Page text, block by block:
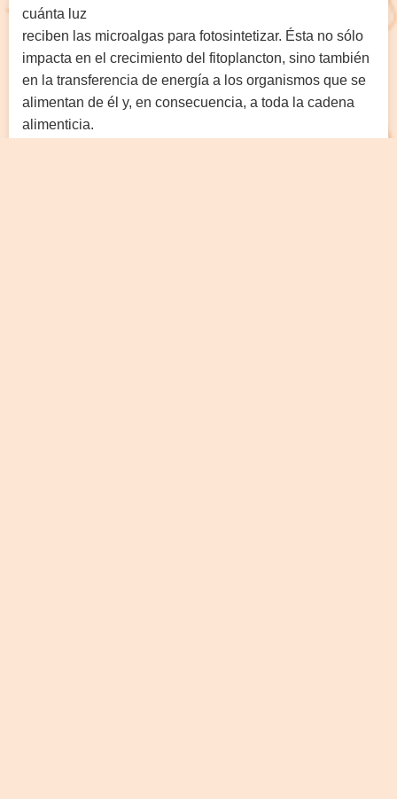
cuánta luz
reciben las microalgas para fotosintetizar. Ésta no sólo
impacta en el crecimiento del fitoplancton, sino también
en la transferencia de energía a los organismos que se
alimentan de él y, en consecuencia, a toda la cadena
alimenticia.